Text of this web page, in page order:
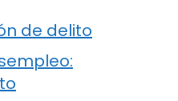
de delito